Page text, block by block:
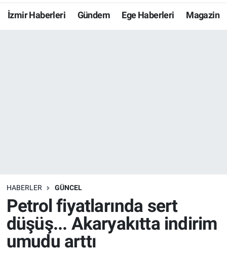
İzmir Haberleri Gündem Ege Haberleri Magazin
HABERLER GÜNCEL
Petrol fiyatlarında sert
düşüş... Akaryakıtta indirim
umudu arttı
Resmi İlanlar